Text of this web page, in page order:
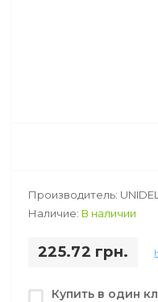
Производитель:
Наличие: В наличии
225.72 грн.
Купить в один